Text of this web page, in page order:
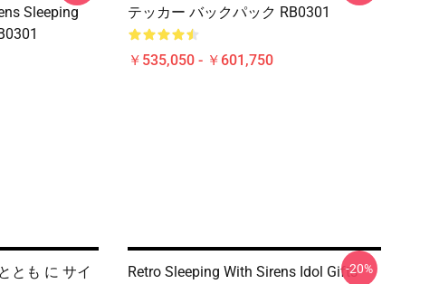
Sleeping
テッカー バックパック RB0301
￥535,050 - ￥601,750
とも に サイ
Retro Sleeping With Sirens Idol Gifts-20%